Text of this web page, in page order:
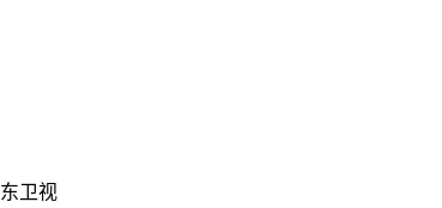
卫视